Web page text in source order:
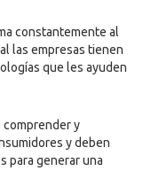
constantemente al
las empresas tienen
que les ayuden
comprender y
y deben
para generar una